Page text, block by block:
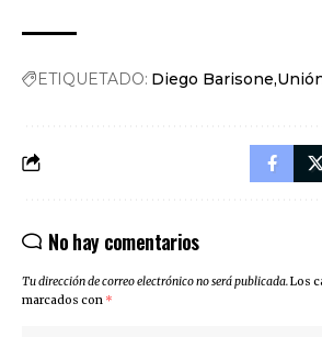
ETIQUETADO: Diego Barisone
No hay comentarios
Tu dirección de correo electrónico no será publicada.Los
marcados con *